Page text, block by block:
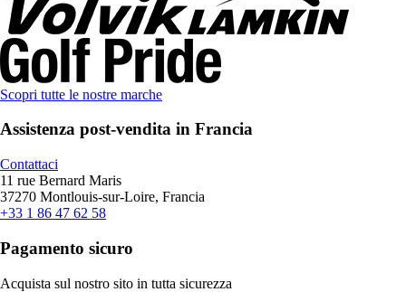
Scopri tutte le nostre marche
Assistenza post-vendita in Francia
Contattaci
11 rue Bernard Maris
37270 Montlouis-sur-Loire, Francia
+33 1 86 47 62 58
Pagamento sicuro
Acquista sul nostro sito in tutta sicurezza